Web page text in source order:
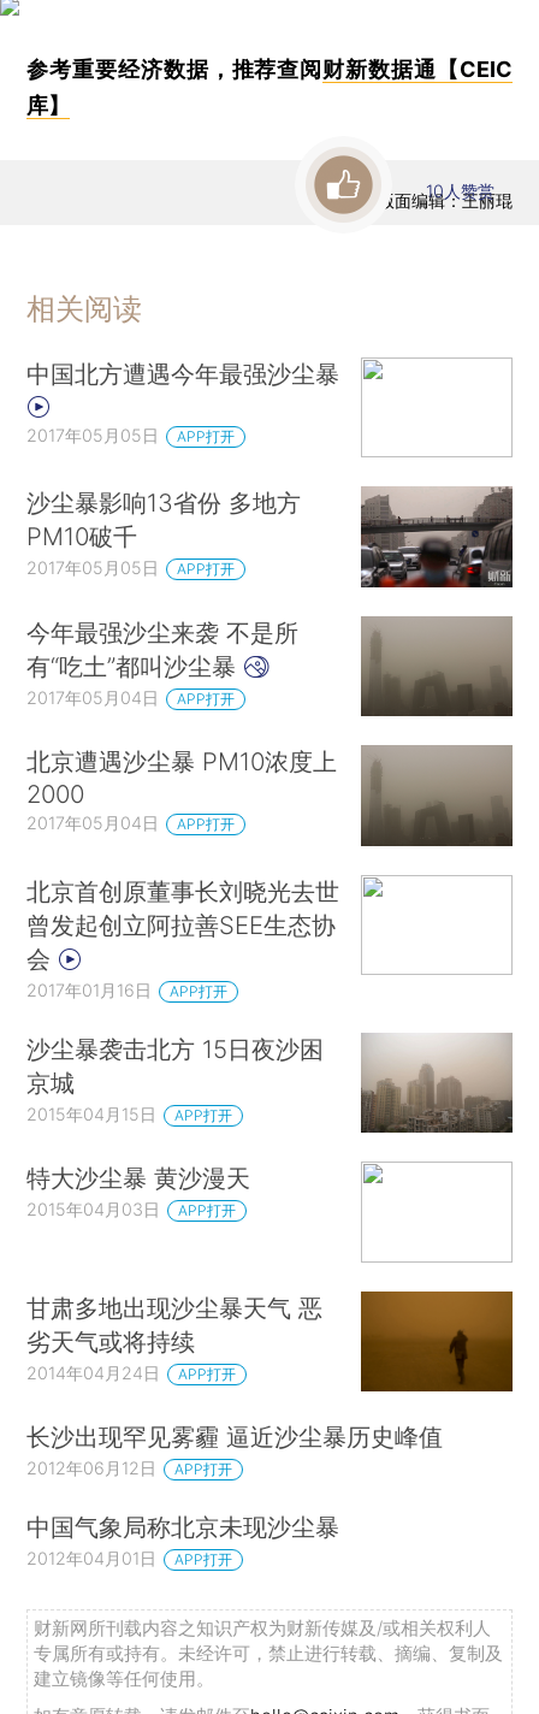
参考重要经济数据，推荐查阅 财新数据通【CEIC
库】
版面编辑：王丽琨
10 人赞赏
相关阅读
中国北方遭遇今年最强沙尘暴
2017年05月05日 APP打开
沙尘暴影响13省份 多地方
PM10破千
2017年05月05日 APP打开
今年最强沙尘来袭 不是所
有“吃土”都叫沙尘暴
2017年05月04日 APP打开
北京遭遇沙尘暴 PM10浓度上
2000
2017年05月04日 APP打开
北京首创原董事长刘晓光去世
曾发起创立阿拉善SEE生态协
会
2017年01月16日 APP打开
沙尘暴袭击北方 15日夜沙困
京城
2015年04月15日 APP打开
特大沙尘暴 黄沙漫天
2015年04月03日 APP打开
甘肃多地出现沙尘暴天气 恶
劣天气或将持续
2014年04月24日 APP打开
长沙出现罕见雾霾 逼近沙尘暴历史峰值
2012年06月12日 APP打开
中国气象局称北京未现沙尘暴
2012年04月01日 APP打开
财新网所刊载内容之知识产权为财新传媒及/或相关权利人
专属所有或持有。未经许可，禁止进行转载、摘编、复制及
建立镜像等任何使用。